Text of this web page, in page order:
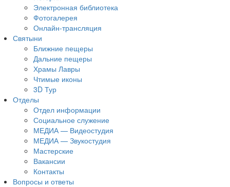
Электронная библиотека
Фотогалерея
Онлайн-трансляция
Святыни
Ближние пещеры
Дальние пещеры
Храмы Лавры
Чтимые иконы
3D Тур
Отделы
Отдел информации
Социальное служение
МЕДИА — Видеостудия
МЕДИА — Звукостудия
Мастерские
Вакансии
Контакты
Вопросы и ответы